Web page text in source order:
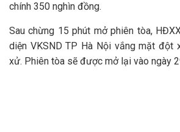
chính 350 nghìn đồng.
Sau chừng 15 phút mở phiên tòa,
diện VKSND TP Hà Nội vắng mặt đột
xử. Phiên tòa sẽ được mở lại vào ngày